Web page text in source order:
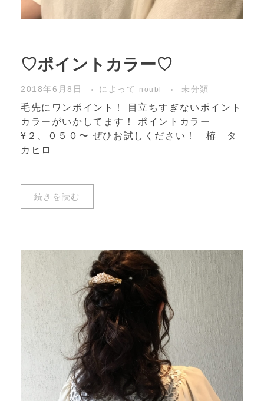
♡ポイントカラー♡
2018年6月8日 によって noubl 未分類
毛先にワンポイント！ 目立ちすぎないポイント
カラーがいかしてます！ ポイントカラー
¥２、０５０〜 ぜひお試しください！ 栫 タ
カヒロ
続きを読む